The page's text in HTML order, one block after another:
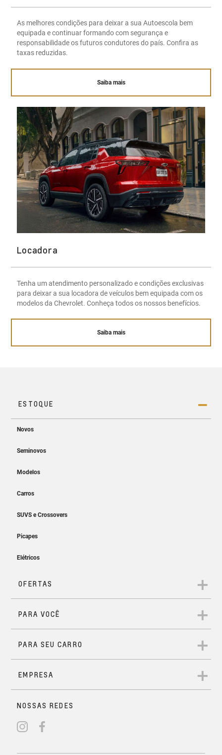
As melhores condições para deixar a sua Autoescola bem
equipada e continuar formando com segurança e
responsabilidade os futuros condutores do país. Confira as
taxas reduzidas.
Saiba mais
Locadora
Tenha um atendimento personalizado e condições exclusivas
para deixar a sua locadora de veículos bem equipada com os
modelos da Chevrolet. Conheça todos os nossos benefícios.
Saiba mais